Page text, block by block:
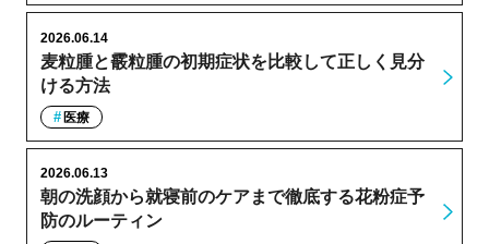
麦粒腫と霰粒腫の初期症状を比較して正しく見分
ける方法
2026.06.14
医療
朝の洗顔から就寝前のケアまで徹底する花粉症予
防のルーティン
2026.06.13